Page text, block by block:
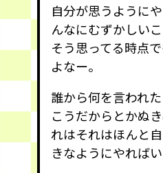
自分が思うように
んなにむずかしい
そう思ってる時点
よなー。
誰から何を言われ
こうだからとかぬ
れはそれはほんと
きなようにやればい